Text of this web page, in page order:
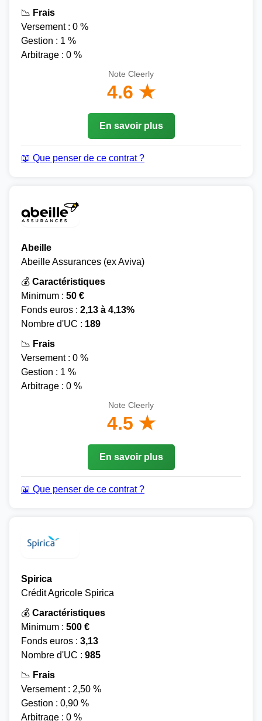
📉 Frais
Versement : 0 %
Gestion : 1 %
Arbitrage : 0 %
Note Cleerly
4.6 ★
En savoir plus
📖 Que penser de ce contrat ?
Abeille
Abeille Assurances (ex Aviva)
💰 Caractéristiques
Minimum : 50 €
Fonds euros : 2,13 à 4,13%
Nombre d'UC : 189
📉 Frais
Versement : 0 %
Gestion : 1 %
Arbitrage : 0 %
Note Cleerly
4.5 ★
En savoir plus
📖 Que penser de ce contrat ?
Spirica
Crédit Agricole Spirica
💰 Caractéristiques
Minimum : 500 €
Fonds euros : 3,13
Nombre d'UC : 985
📉 Frais
Versement : 2,50 %
Gestion : 0,90 %
Arbitrage : 0 %